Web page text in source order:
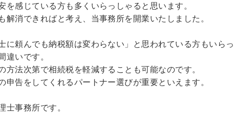
を感じている方も多くいらっしゃると思います。
解消できればと考え、当事務所を開業いたしました。
に頼んでも納税額は変わらない」と思われている方もいらっ
違いです。
方法次第で相続税を軽減することも可能なのです。
申告をしてくれるパートナー選びが重要といえます。
士事務所です。